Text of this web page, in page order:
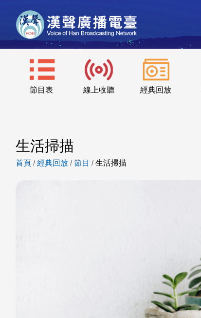
節目表 線上收聽 經典回放
生活掃描
首頁 /經典回放 /節目 /生活掃描